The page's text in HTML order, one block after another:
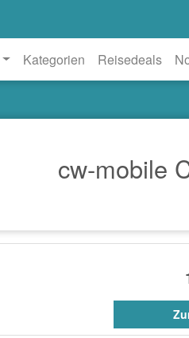
Kategorien Reisedeals
cw-mobile